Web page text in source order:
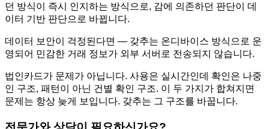
던 방식이 즉시 인지하는 방식으로, 감에 의존하던 판단이 데
이터 기반 판단으로 바뀝니다.
데이터 보안이 걱정된다면 — 갖추는 온디바이스 방식으로 운
영되어 민감한 거래 정보가 외부 서버로 전송되지 않습니다.
법인카드가 문제가 아닙니다. 사용은 실시간인데 확인은 나중
인 구조, 패턴이 아닌 건별 확인 구조. 이 두 가지가 합쳐지면
문제는 항상 늦게 보입니다. 갖추는 그 구조를 바꿉니다.